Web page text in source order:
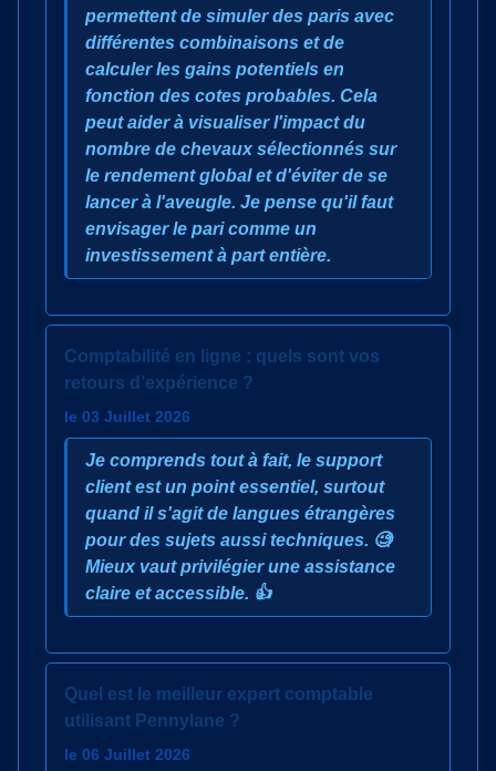
permettent de simuler des paris avec
différentes combinaisons et de
calculer les gains potentiels en
fonction des cotes probables. Cela
peut aider à visualiser l'impact du
nombre de chevaux sélectionnés sur
le rendement global et d'éviter de se
lancer à l'aveugle. Je pense qu'il faut
envisager le pari comme un
investissement à part entière.
Comptabilité en ligne : quels sont vos
retours d’expérience ?
le 03 Juillet 2026
Je comprends tout à fait, le support
client est un point essentiel, surtout
quand il s'agit de langues étrangères
pour des sujets aussi techniques. 🧐
Mieux vaut privilégier une assistance
claire et accessible. 👍
Quel est le meilleur expert comptable
utilisant Pennylane ?
le 06 Juillet 2026